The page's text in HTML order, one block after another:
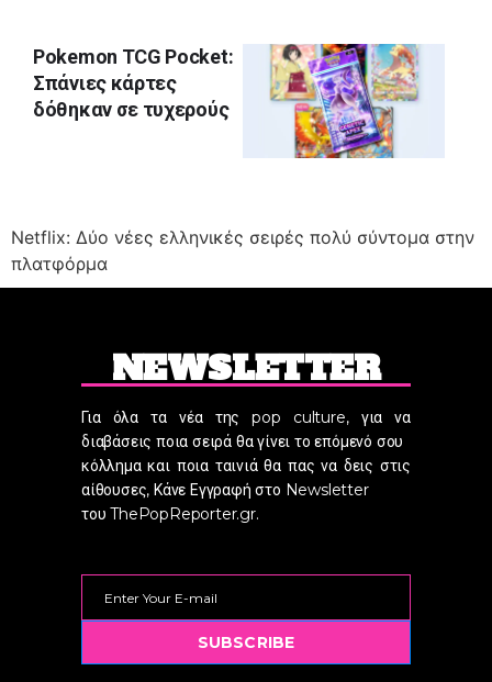
Pokemon TCG Pocket:
Σπάνιες κάρτες
δόθηκαν σε τυχερούς
Netflix: Δύο νέες ελληνικές σειρές πολύ σύντομα στην
πλατφόρμα
NEWSLETTER
Για όλα τα νέα της pop culture, για να
διαβάσεις ποια σειρά θα γίνει το επόμενό σου
κόλλημα και ποια ταινιά θα πας να δεις στις
αίθουσες, Κάνε Εγγραφή στο Newsletter
του ThePopReporter.gr.
SUBSCRIBE